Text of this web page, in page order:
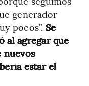
generador
pocos”. Se
al agregar que
nuevos
estar el